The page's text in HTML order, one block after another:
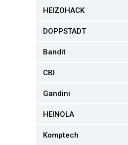
HEIZOHACK
DOPPSTADT
Bandit
CBI
Gandini
HEINOLA
Komptech